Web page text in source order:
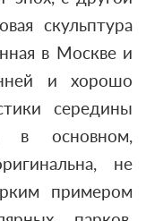
скульптура
в Москве и
и хорошо
середины
в основном,
не
примером